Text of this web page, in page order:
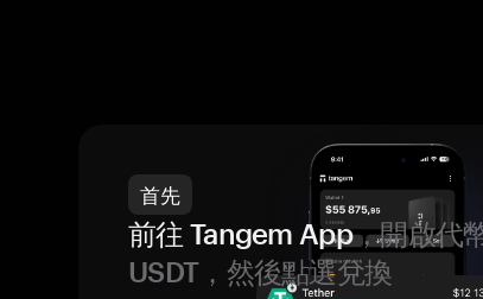
首先
前往 Tangem App，開啟代
USDT，然後點選兌換